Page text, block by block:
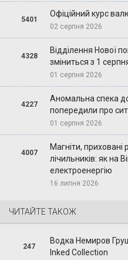
5401
Офіційний курс
02 серпня 2026
4328
Відділення Нової
зміниться з 1
01 серпня 2026
4227
Аномальна спека
попередили про
01 серпня 2026
4007
Магніти, приховані
лічильників: як на
електроенергію
16 липня 2026
ЧИТАЙТЕ ТАКОЖ
247
Водка Немиров
Inked Collection